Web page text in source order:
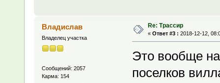
Владислав
Владелец участка
Сообщений: 2057
Карма: 154
Re: Трассир
« Ответ #3 : 2018-12-12,
Это вообще
поселков